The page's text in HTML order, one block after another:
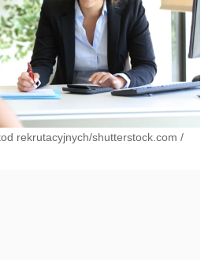
rekrutacyjnych/shutterstock.com /